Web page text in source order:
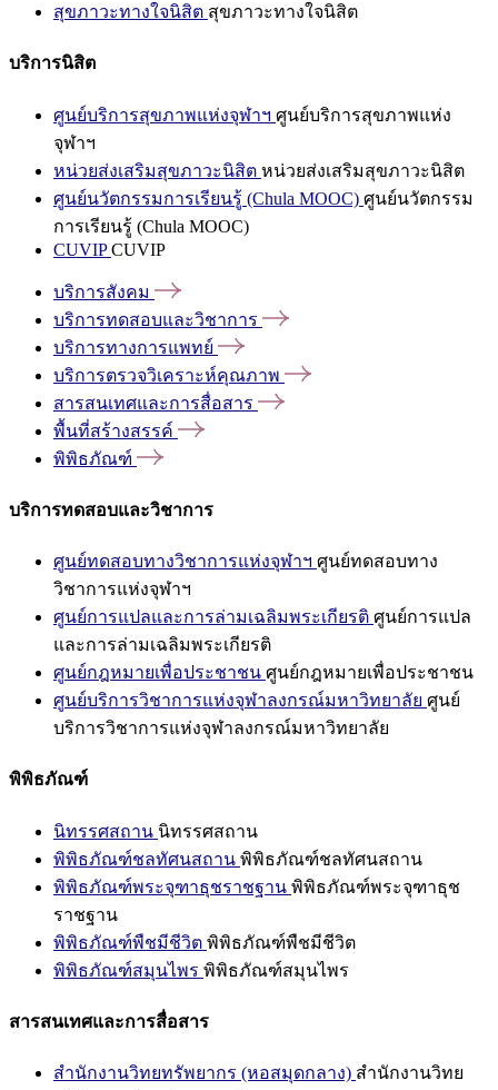
สุขภาวะทางใจนิสิต สุขภาวะทางใจนิสิต
บริการนิสิต
ศูนย์บริการสุขภาพแห่งจุฬาฯ ศูนย์บริการสุขภาพแห่ง
จุฬาฯ
หน่วยส่งเสริมสุขภาวะนิสิต หน่วยส่งเสริมสุขภาวะนิสิต
ศูนย์นวัตกรรมการเรียนรู้ (Chula MOOC) ศูนย์นวัตกรรม
การเรียนรู้ (Chula MOOC)
CUVIPCUVIP
บริการสังคม
บริการทดสอบและวิชาการ
บริการทางการแพทย์
บริการตรวจวิเคราะห์คุณภาพ
สารสนเทศและการสื่อสาร
พื้นที่สร้างสรรค์
พิพิธภัณฑ์
บริการทดสอบและวิชาการ
ศูนย์ทดสอบทางวิชาการแห่งจุฬาฯ ศูนย์ทดสอบทาง
วิชาการแห่งจุฬาฯ
ศูนย์การแปลและการล่ามเฉลิมพระเกียรติ ศูนย์การแปล
และการล่ามเฉลิมพระเกียรติ
ศูนย์กฎหมายเพื่อประชาชน ศูนย์กฎหมายเพื่อประชาชน
ศูนย์บริการวิชาการแห่งจุฬาลงกรณ์มหาวิทยาลัย ศูนย์
บริการวิชาการแห่งจุฬาลงกรณ์มหาวิทยาลัย
พิพิธภัณฑ์
นิทรรศสถาน นิทรรศสถาน
พิพิธภัณฑ์ชลทัศนสถาน พิพิธภัณฑ์ชลทัศนสถาน
พิพิธภัณฑ์พระจุฑาธุชราชฐาน พิพิธภัณฑ์พระจุฑาธุช
ราชฐาน
พิพิธภัณฑ์พืชมีชีวิต พิพิธภัณฑ์พืชมีชีวิต
พิพิธภัณฑ์สมุนไพร พิพิธภัณฑ์สมุนไพร
สารสนเทศและการสื่อสาร
สำนักงานวิทยทรัพยากร (หอสมุดกลาง) สำนักงานวิทย